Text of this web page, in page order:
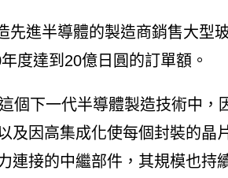
先進半導體的製造商銷售大型
度達到20億日圓的訂單額。
個下一代半導體製造技術中，
及因高集成化使每個封裝的晶
連接的中繼部件，其規模也持